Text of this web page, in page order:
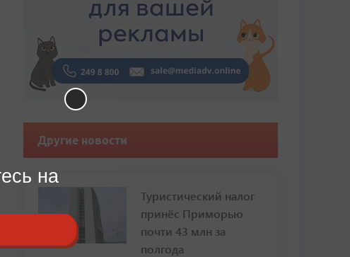
Другие новости
Туристический налог
принёс Приморью
почти 43 млн за
полгода
на